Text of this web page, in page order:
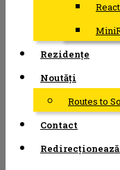
Rezidențe
Noutăți
Routes to
Contact